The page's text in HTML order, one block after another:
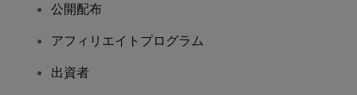
公開配布
アフィリエイトプログラム
出資者